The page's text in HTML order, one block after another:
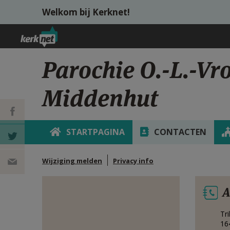
Overslaan en naar de inhoud gaan
Welkom bij Kerknet!
Parochie O.-L.-
Middenhut
STARTPAGINA CONTACTEN
Wijziging melden Privacy info
DEEL OP
FACEBOOK
DEEL OP